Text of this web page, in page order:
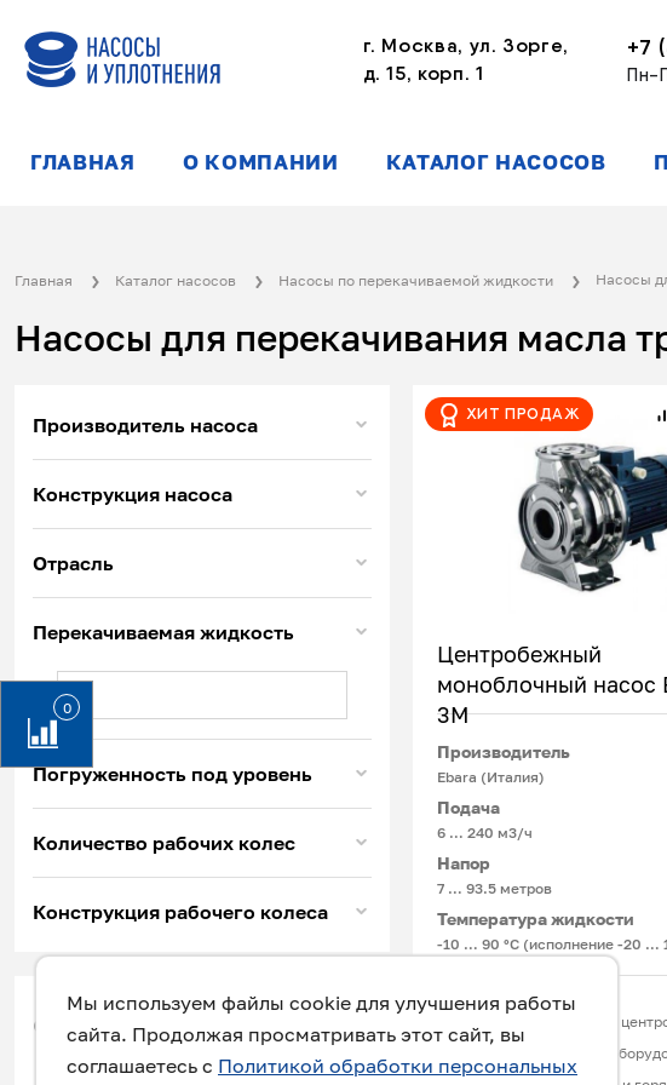
Мы используем файлы cookie для улучшения работы
сайта. Продолжая просматривать этот сайт, вы
соглашаетесь с Политикой обработки персональных
0
г. Москва, ул. Зорге,
д. 15, корп. 1
+7
Пн-
ГЛАВНАЯ О КОМПАНИИ КАТАЛОГ НАСОСОВ
Главная Каталог насосов Насосы по перекачиваемой жидкости Насосы
Насосы для перекачивания масла
Производитель насоса
Конструкция насоса
Отрасль
Перекачиваемая жидкость
Погруженность под уровень
Количество рабочих колес
Конструкция рабочего колеса
фильтр
Хит продаж
Центробежный
моноблочный насос
3M
Производитель
Ebara (Италия)
Подача
6 … 240 м3/ч
Напор
7 … 93.5 метров
Температура жидкости
-10 … 90 °C (исполнение -20 …
Консольно-моноблочный
насос — универсальное